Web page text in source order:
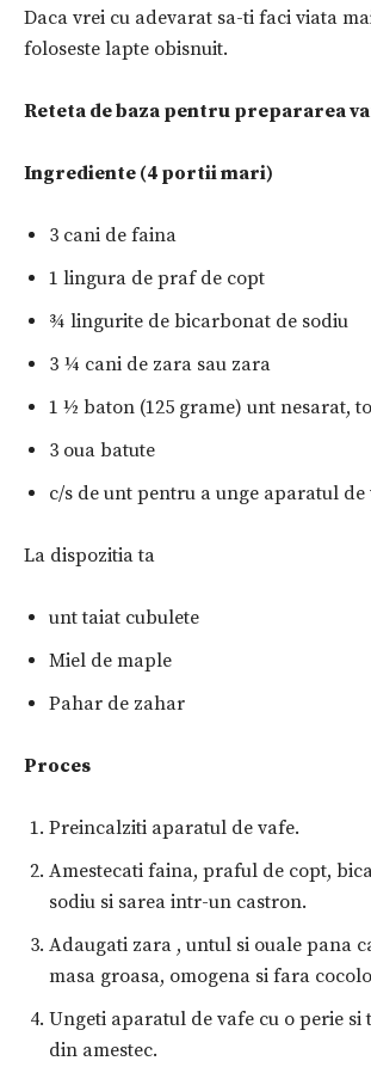
Daca vrei cu adevarat sa-ti faci viata
foloseste lapte obisnuit.
Reteta de baza pentru prepararea
Ingrediente (4 portii mari)
3 cani de faina
1 lingura de praf de copt
¾ lingurite de bicarbonat de sodiu
3 ¼ cani de zara sau zara
1 ½ baton (125 grame) unt nesarat,
3 oua batute
c/s de unt pentru a unge aparatul de
La dispozitia ta
unt taiat cubulete
Miel de maple
Pahar de zahar
Proces
Preincalziti aparatul de vafe.
Amestecati faina, praful de copt,
sodiu si sarea intr-un castron.
Adaugati zara , untul si ouale pana
masa groasa, omogena si fara
Ungeti aparatul de vafe cu o perie
din amestec.